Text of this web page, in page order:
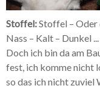
Stoffel:Stoffel – Oder
Nass – Kalt – Dunkel
Doch ich bin da am
fest, ich komme nicht
so das ich nicht zuviel